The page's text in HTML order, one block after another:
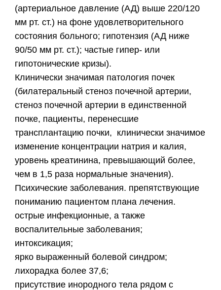
(артериальное давление (АД) выше 220/120
мм рт. ст.) на фоне удовлетворительного
состояния больного; гипотензия (АД ниже
90/50 мм рт. ст.); частые гипер- или
гипотонические кризы).
Клинически значимая патология почек
(билатеральный стеноз почечной артерии,
стеноз почечной артерии в единственной
почке, пациенты, перенесшие
трансплантацию почки, клинически значимое
изменение концентрации натрия и калия,
уровень креатинина, превышающий более,
чем в 1,5 раза нормальные значения).
Психические заболевания. препятствующие
пониманию пациентом плана лечения.
острые инфекционные, а также
воспалительные заболевания;
интоксикация;
ярко выраженный болевой синдром;
лихорадка более 37,6;
присутствие инородного тела рядом с